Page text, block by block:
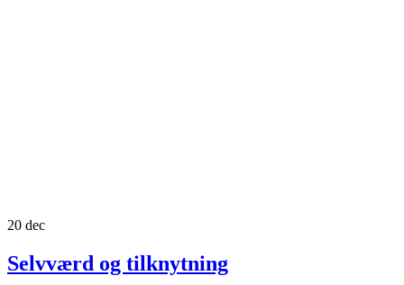
20 dec
Selvværd og tilknytning